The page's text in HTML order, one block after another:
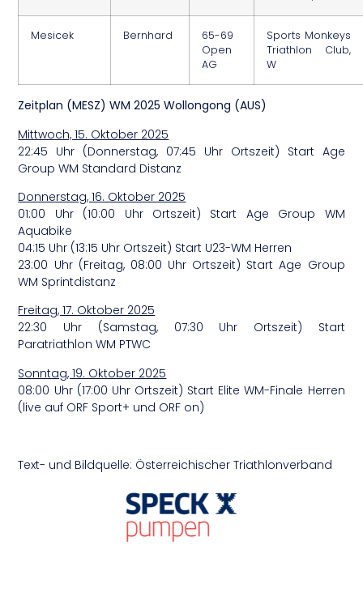
Mesicek Bernhard
65-69
Open
AG
Sports Monkeys
Triathlon Club,
W
Zeitplan (MESZ) WM 2025 Wollongong (AUS)
Mittwoch, 15. Oktober 2025
22:45 Uhr (Donnerstag, 07:45 Uhr Ortszeit) Start Age
Group WM Standard Distanz
Donnerstag, 16. Oktober 2025
01:00 Uhr (10:00 Uhr Ortszeit) Start Age Group WM
Aquabike
04:15 Uhr (13:15 Uhr Ortszeit) Start U23-WM Herren
23:00 Uhr (Freitag, 08:00 Uhr Ortszeit) Start Age Group
WM Sprintdistanz
Freitag, 17. Oktober 2025
22:30 Uhr (Samstag, 07:30 Uhr Ortszeit) Start
Paratriathlon WM PTWC
Sonntag, 19. Oktober 2025
08:00 Uhr (17:00 Uhr Ortszeit) Start Elite WM-Finale Herren
(live auf ORF Sport+ und ORF on)
Text- und Bildquelle: Österreichischer Triathlonverband